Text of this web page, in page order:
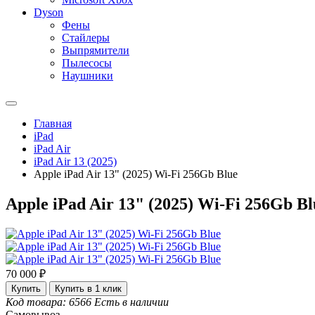
Dyson
Фены
Стайлеры
Выпрямители
Пылесосы
Наушники
Главная
iPad
iPad Air
iPad Air 13 (2025)
Apple iPad Air 13" (2025) Wi-Fi 256Gb Blue
Apple iPad Air 13" (2025) Wi-Fi 256Gb
70 000 ₽
Купить Купить в 1 клик
Код товара: 6566 Есть в наличии